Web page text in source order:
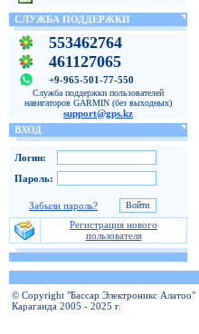
СЛУЖБА ПОДДЕРЖКИ
553462764
461127065
+9-965-501-77-550
Служба поддержки пользователей
навигаторов GARMIN (без выходных)
support@gps.kz
ВХОД
Логин:
Пароль:
Забыли пароль?
Регистрация нового
пользователя
© Copyright "Бассар Электроникс Алатоо"
Караганда 2005 - 2025 г.